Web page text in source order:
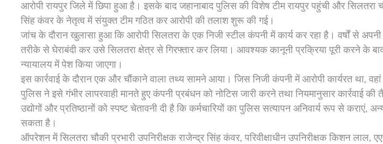
आरोपी रायपुर जिले में छिपा हुआ है। इसके बाद जहानाबाद पुलिस की विशेष टीम रायपुर पहुंची और सिलतरा
सिंह कंवर के नेतृत्व में संयुक्त टीम गठित कर आरोपी की तलाश शुरू की गई।
जांच के दौरान खुलासा हुआ कि आरोपी सिलतरा के एक निजी स्टील कंपनी में कार्य कर रहा है। वर्षों से
तरीके से घेराबंदी कर उसे सिलतरा क्षेत्र से गिरफ्तार कर लिया। आवश्यक कानूनी प्रक्रिया पूरी करने के
न्यायालय में पेश किया जाएगा।
इस कार्रवाई के दौरान एक और चौंकाने वाला तथ्य सामने आया। जिस निजी कंपनी में आरोपी कार्यरत था, वहां
पुलिस ने इसे गंभीर लापरवाही मानते हुए कंपनी प्रबंधन को नोटिस जारी करने तथा नियमानुसार कार्रवाई
उद्योगों और प्रतिष्ठानों को स्पष्ट चेतावनी दी है कि कर्मचारियों का पुलिस सत्यापन अनिवार्य रूप से कराएं,
सकता है।
ऑपरेशन में सिलतरा चौकी प्रभारी उपनिरीक्षक राजेन्द्र सिंह कंवर, परिवीक्षाधीन उपनिरीक्षक किशन लाल,